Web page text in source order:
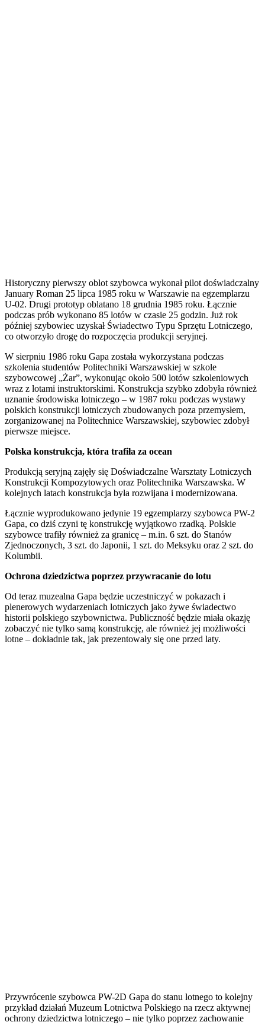
Historyczny pierwszy oblot szybowca wykonał pilot doświadczalny
January Roman 25 lipca 1985 roku w Warszawie na egzemplarzu
U-02. Drugi prototyp oblatano 18 grudnia 1985 roku. Łącznie
podczas prób wykonano 85 lotów w czasie 25 godzin. Już rok
później szybowiec uzyskał Świadectwo Typu Sprzętu Lotniczego,
co otworzyło drogę do rozpoczęcia produkcji seryjnej.
W sierpniu 1986 roku Gapa została wykorzystana podczas
szkolenia studentów Politechniki Warszawskiej w szkole
szybowcowej „Żar”, wykonując około 500 lotów szkoleniowych
wraz z lotami instruktorskimi. Konstrukcja szybko zdobyła również
uznanie środowiska lotniczego – w 1987 roku podczas wystawy
polskich konstrukcji lotniczych zbudowanych poza przemysłem,
zorganizowanej na Politechnice Warszawskiej, szybowiec zdobył
pierwsze miejsce.
Polska konstrukcja, która trafiła za ocean
Produkcją seryjną zajęły się Doświadczalne Warsztaty Lotniczych
Konstrukcji Kompozytowych oraz Politechnika Warszawska. W
kolejnych latach konstrukcja była rozwijana i modernizowana.
Łącznie wyprodukowano jedynie 19 egzemplarzy szybowca PW-2
Gapa, co dziś czyni tę konstrukcję wyjątkowo rzadką. Polskie
szybowce trafiły również za granicę – m.in. 6 szt. do Stanów
Zjednoczonych, 3 szt. do Japonii, 1 szt. do Meksyku oraz 2 szt. do
Kolumbii.
Ochrona dziedzictwa poprzez przywracanie do lotu
Od teraz muzealna Gapa będzie uczestniczyć w pokazach i
plenerowych wydarzeniach lotniczych jako żywe świadectwo
historii polskiego szybownictwa. Publiczność będzie miała okazję
zobaczyć nie tylko samą konstrukcję, ale również jej możliwości
lotne – dokładnie tak, jak prezentowały się one przed laty.
Przywrócenie szybowca PW-2D Gapa do stanu lotnego to kolejny
przykład działań Muzeum Lotnictwa Polskiego na rzecz aktywnej
ochrony dziedzictwa lotniczego – nie tylko poprzez zachowanie